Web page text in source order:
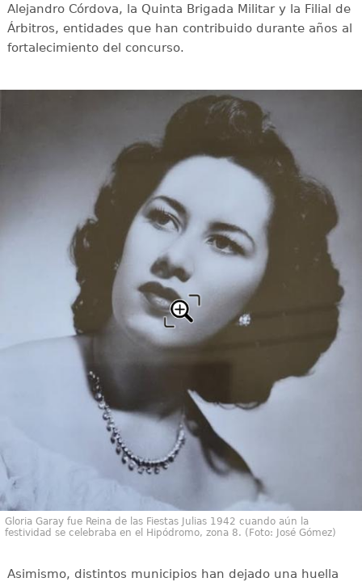
Alejandro Córdova, la Quinta Brigada Militar y la Filial de
Árbitros, entidades que han contribuido durante años al
fortalecimiento del concurso.
Gloria Garay fue Reina de las Fiestas Julias 1942 cuando aún la
festividad se celebraba en el Hipódromo, zona 8. (Foto: José Gómez)
Asimismo, distintos municipios han dejado una huella